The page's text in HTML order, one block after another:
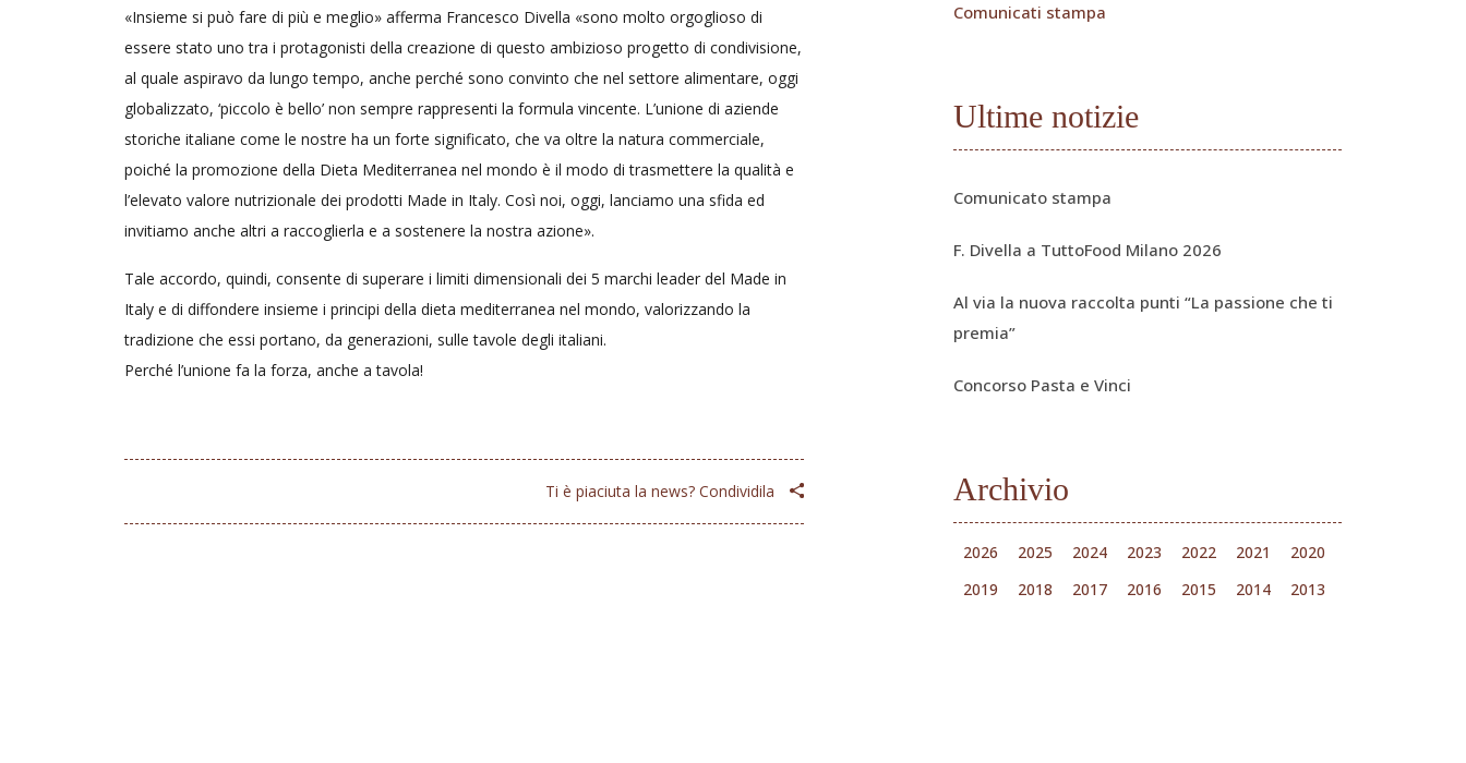
«Insieme si può fare di più e meglio» afferma Francesco Divella «sono molto orgoglioso di
essere stato uno tra i protagonisti della creazione di questo ambizioso progetto di condivisione,
al quale aspiravo da lungo tempo, anche perché sono convinto che nel settore alimentare, oggi
globalizzato, ‘piccolo è bello’ non sempre rappresenti la formula vincente. L’unione di aziende
storiche italiane come le nostre ha un forte significato, che va oltre la natura commerciale,
poiché la promozione della Dieta Mediterranea nel mondo è il modo di trasmettere la qualità e
l’elevato valore nutrizionale dei prodotti Made in Italy. Così noi, oggi, lanciamo una sfida ed
invitiamo anche altri a raccoglierla e a sostenere la nostra azione».
Tale accordo, quindi, consente di superare i limiti dimensionali dei 5 marchi leader del Made in
Italy e di diffondere insieme i principi della dieta mediterranea nel mondo, valorizzando la
tradizione che essi portano, da generazioni, sulle tavole degli italiani.
Perché l’unione fa la forza, anche a tavola!
Ti è piaciuta la news? Condividila
Comunicati stampa
Ultime notizie
Comunicato stampa
F. Divella a TuttoFood Milano 2026
Al via la nuova raccolta punti “La passione che ti
premia”
Concorso Pasta e Vinci
Archivio
2026 2025 2024 2023 2022 2021
2020
2019
2018 2017 2016 2015 2014 2013